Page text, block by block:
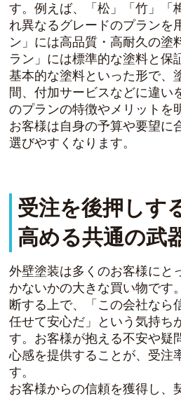
す。例えば、「松」「竹」「
れ異なるグレードのプランを
ン」には高品質・高耐久の塗
ラン」には標準的な塗料と保
基本的な塗料といった形で、
間、付加サービスなどに違い
のプランの特徴やメリットを
お客様は自身の予算や要望に
選びやすくなります。
受注を後押しす
高める共通の武
外壁塗装は多くのお客様にと
かないかの大きな買い物です
断する上で、「この会社なら
任せて安心だ」という気持ち
す。お客様が抱える不安や疑
心感を提供することが、受注
す。
お客様からの信頼を獲得し、